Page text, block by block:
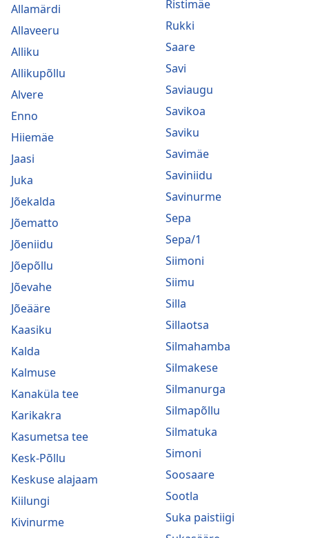
Allamärdi
Allaveeru
Alliku
Allikupõllu
Alvere
Enno
Hiiemäe
Jaasi
Juka
Jõekalda
Jõematto
Jõeniidu
Jõepõllu
Jõevahe
Jõeääre
Kaasiku
Kalda
Kalmuse
Kanaküla tee
Karikakra
Kasumetsa tee
Kesk-Põllu
Keskuse alajaam
Kiilungi
Kivinurme
Ristimäe
Rukki
Saare
Savi
Saviaugu
Savikoa
Saviku
Savimäe
Saviniidu
Savinurme
Sepa
Sepa/1
Siimoni
Siimu
Silla
Sillaotsa
Silmahamba
Silmakese
Silmanurga
Silmapõllu
Silmatuka
Simoni
Soosaare
Sootla
Suka paistiigi